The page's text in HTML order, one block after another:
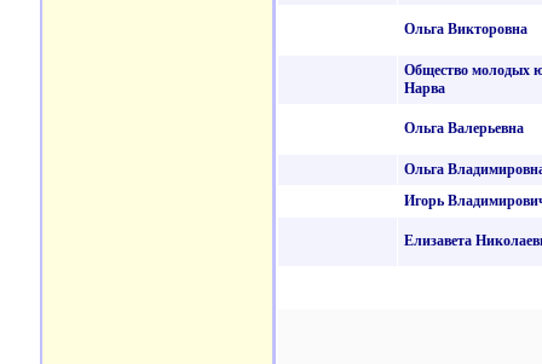
Ольга Викторовна
Общество молодых
Нарва
Ольга Валерьевна
Ольга
Игорь
Елизавета